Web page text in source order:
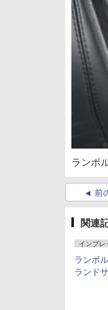
ランボ
前
関連
インプレ
ランボ
ランド